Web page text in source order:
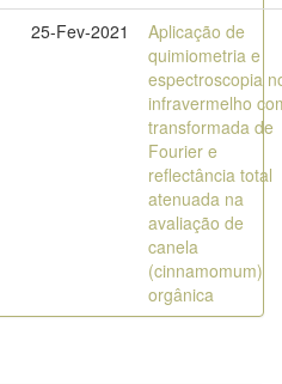
25-Fev-2021
Aplicação de
quimiometria e
espectroscopia
infravermelho
transformada de
Fourier e
reflectância total
atenuada na
avaliação de
canela
(cinnamomum)
orgânica